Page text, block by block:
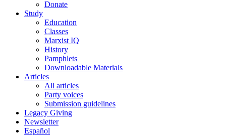
Donate
Study
Education
Classes
Marxist IQ
History
Pamphlets
Downloadable Materials
Articles
All articles
Party voices
Submission guidelines
Legacy Giving
Newsletter
Español